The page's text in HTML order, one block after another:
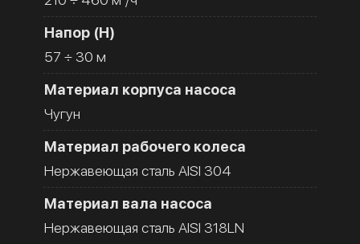
Напор (H)
57 ÷ 30 м
Материал корпуса насоса
Чугун
Материал рабочего колеса
Нержавеющая сталь AISI 304
Материал вала насоса
Нержавеющая сталь AISI 318LN